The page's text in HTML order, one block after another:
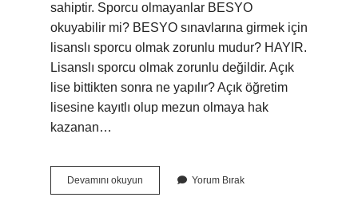
sahiptir. Sporcu olmayanlar BESYO
okuyabilir mi? BESYO sınavlarına girmek için
lisanslı sporcu olmak zorunlu mudur? HAYIR.
Lisanslı sporcu olmak zorunlu değildir. Açık
lise bittikten sonra ne yapılır? Açık öğretim
lisesine kayıtlı olup mezun olmaya hak
kazanan…
Devamını okuyun
Lise
Yorum Bırak